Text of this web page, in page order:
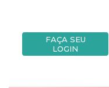
FAÇA SEU
LOGIN